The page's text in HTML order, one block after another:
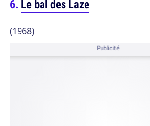
Le bal des Laze
(1968)
Publicité